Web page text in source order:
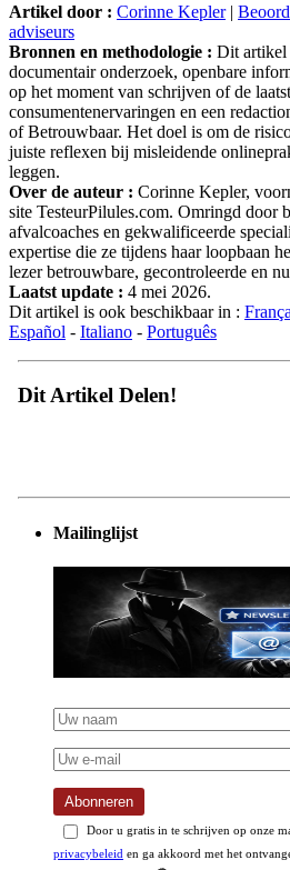
Artikel door : Corinne Kepler|
adviseurs
Bronnen en methodologie : Dit artikel
documentair onderzoek, openbare
op het moment van schrijven of de
consumentenervaringen en een
of Betrouwbaar. Het doel is om de
juiste reflexen bij misleidende
leggen.
Over de auteur : Corinne Kepler,
site TesteurPilules.com. Omringd door
afvalcoaches en gekwalificeerde
expertise die ze tijdens haar loopbaan
lezer betrouwbare, gecontroleerde en
Laatst update : 4 mei 2026.
Dit artikel is ook beschikbaar in :
Español - Italiano - Português
Dit Artikel Delen!
Mailinglijst
Abonneren
Door u gratis in te schrijven op onze
privacybeleid en ga akkoord met het